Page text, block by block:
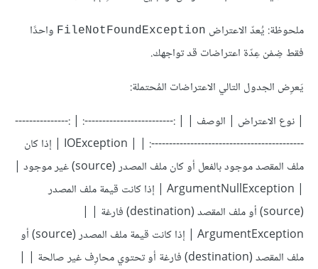
ملحوظة: يُعدّ الاعتراض FileNotFoundException واحدًا
فقط ضِمْن عِدّة اعتراضات قد تواجهك.
يَعرِض الجدول التالي الاعتراضات المُحتملة:
| نوع الاعتراض | الوصف | | :-------------------------: | :---------------
-------------------------------------------: | | IOException | إذا كان
ملف المقصد موجود بالفعل أو كان ملف المصدر (source) غير موجود |
| ArgumentNullException | إذا كانت قيمة ملف المصدر
(source) أو ملف المقصد (destination) فارغة | |
ArgumentException | إذا كانت قيمة ملف المصدر (source) أو
ملف المقصد (destination) فارغة أو تحتوي محارِف غير صالحة | |